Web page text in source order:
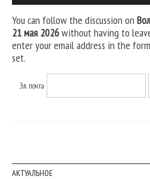
You can follow the discussion on
21 мая 2026without having to
enter your email address in the
set.
Эл. почта
АКТУАЛЬНОЕ